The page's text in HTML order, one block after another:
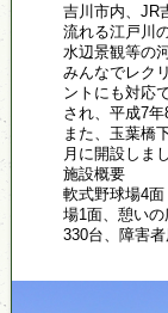
吉川市内、JR
流れる江戸川
水辺景観等の
みんなでレク
ントにも対応
され、平成7年
また、玉葉橋
月に開設しま
施設概要
軟式野球場4
場1面、憩い
330台、障害